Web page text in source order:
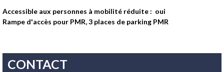
Accessible aux personnes à mobilité réduite : oui
Rampe d'accès pour PMR, 3 places de parking PMR
CONTACT